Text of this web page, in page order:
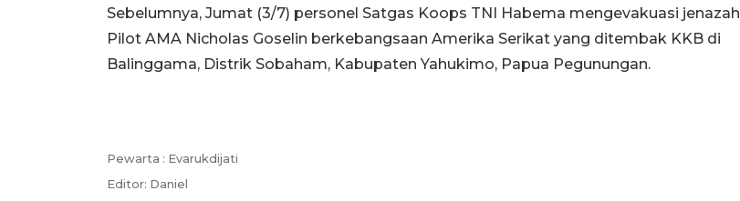
Sebelumnya, Jumat (3/7) personel Satgas Koops TNI Habema mengevakuasi jenazah
Pilot AMA Nicholas Goselin berkebangsaan Amerika Serikat yang ditembak KKB di
Balinggama, Distrik Sobaham, Kabupaten Yahukimo, Papua Pegunungan.
Pewarta : Evarukdijati
Editor: Daniel